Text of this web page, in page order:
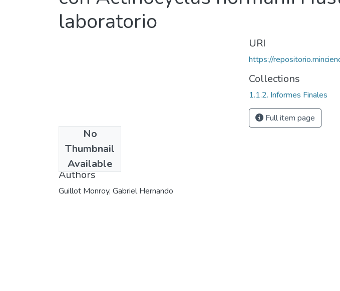
laboratorio
No
Thumbnail
Available
2001
Authors
Guillot Monroy, Gabriel Hernando
URI
https://
Collections
1.1.2. Informes Finales
Full item page